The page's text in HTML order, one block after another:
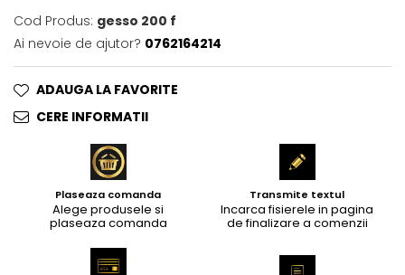
Cod Produs: gesso 200 f
Ai nevoie de ajutor? 0762164214
ADAUGA LA FAVORITE
CERE INFORMATII
Plaseaza comanda
Alege produsele si
plaseaza comanda
Transmite textul
Incarca fisierele in pagina
de finalizare a comenzii